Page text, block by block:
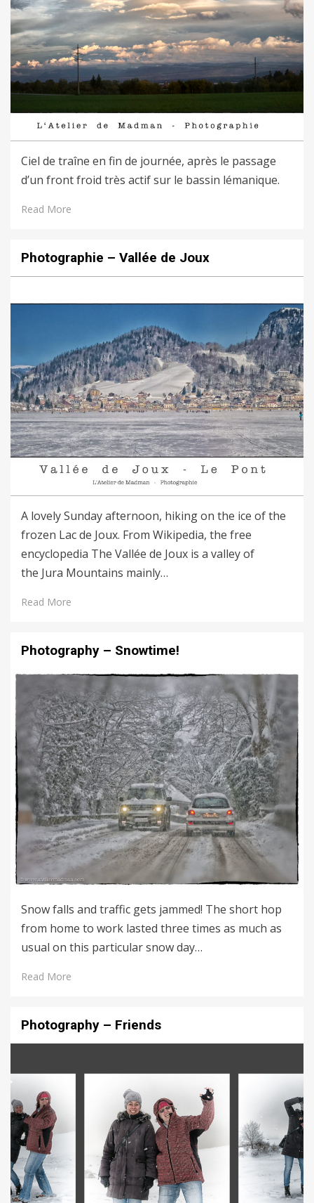
Ciel de traîne en fin de journée, après le passage
d’un front froid très actif sur le bassin lémanique.
Read More
Photographie – Vallée de Joux
A lovely Sunday afternoon, hiking on the ice of the
frozen Lac de Joux. From Wikipedia, the free
encyclopedia The Vallée de Joux is a valley of
the Jura Mountains mainly…
Read More
Photography – Snowtime!
Snow falls and traffic gets jammed! The short hop
from home to work lasted three times as much as
usual on this particular snow day…
Read More
Photography – Friends